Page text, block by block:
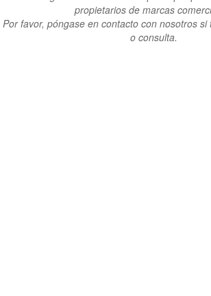
propietarios de marcas
Por favor, póngase en contacto con nosotros
o consulta.